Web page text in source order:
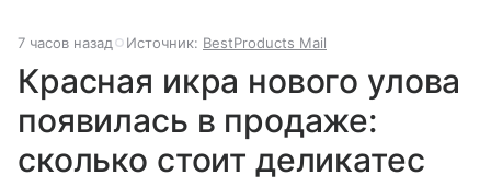
7 часов назад Источник: BestProducts Mail
Красная икра нового улова
появилась в продаже:
сколько стоит деликатес